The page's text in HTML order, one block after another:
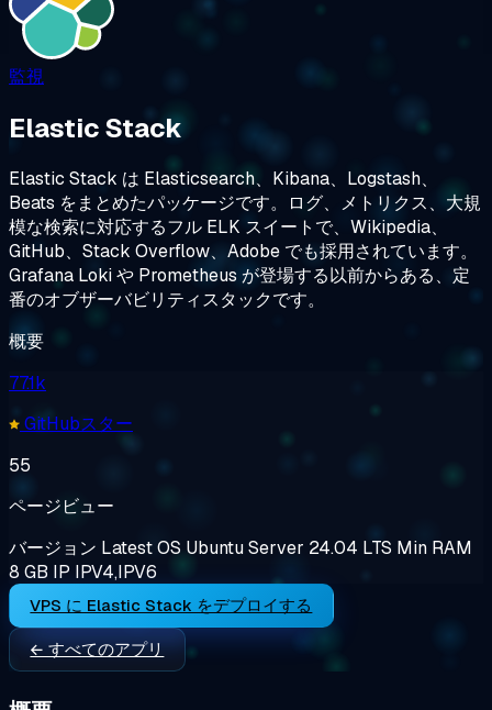
監視
Elastic Stack
Elastic Stack は Elasticsearch、Kibana、Logstash、
Beats をまとめたパッケージです。ログ、メトリクス、大規
模な検索に対応するフル ELK スイートで、Wikipedia、
GitHub、Stack Overflow、Adobe でも採用されています。
Grafana Loki や Prometheus が登場する以前からある、定
番のオブザーバビリティスタックです。
概要
77.1k
GitHubスター
55
ページビュー
バージョン LatestOS Ubuntu Server 24.04 LTS Min RAM
8 GB IP IPV4,IPV6
VPS に Elastic Stack をデプロイする
← すべてのアプリ